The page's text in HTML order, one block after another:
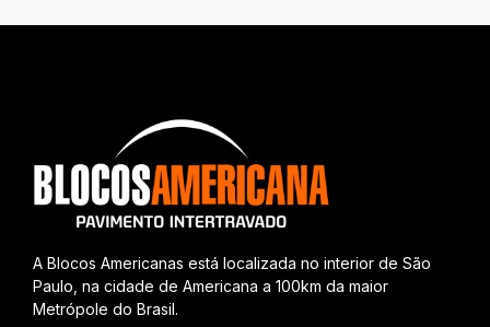
A Blocos Americanas está localizada no interior de São
Paulo, na cidade de Americana a 100km da maior
Metrópole do Brasil.